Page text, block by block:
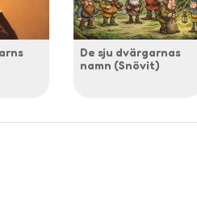
De sju dvärgarnas
namn (Snövit)